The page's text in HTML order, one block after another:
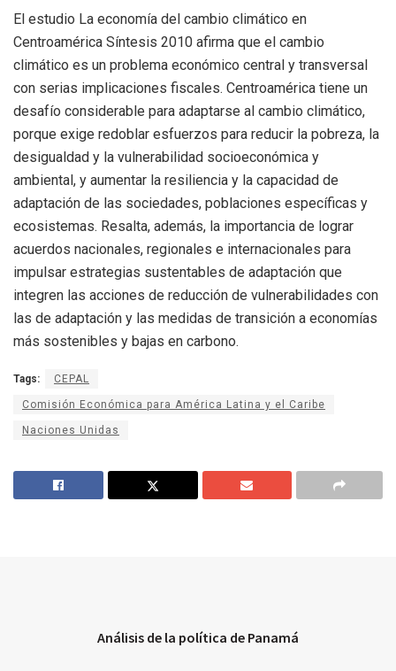
El estudio La economía del cambio climático en
Centroamérica Síntesis 2010 afirma que el cambio
climático es un problema económico central y transversal
con serias implicaciones fiscales. Centroamérica tiene un
desafío considerable para adaptarse al cambio climático,
porque exige redoblar esfuerzos para reducir la pobreza, la
desigualdad y la vulnerabilidad socioeconómica y
ambiental, y aumentar la resiliencia y la capacidad de
adaptación de las sociedades, poblaciones específicas y
ecosistemas. Resalta, además, la importancia de lograr
acuerdos nacionales, regionales e internacionales para
impulsar estrategias sustentables de adaptación que
integren las acciones de reducción de vulnerabilidades con
las de adaptación y las medidas de transición a economías
más sostenibles y bajas en carbono.
Tags: CEPAL
Comisión Económica para América Latina y el Caribe
Naciones Unidas
Análisis de la política de Panamá